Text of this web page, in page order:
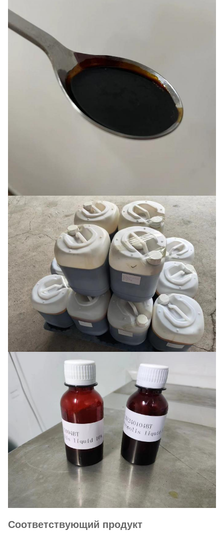
Соответствующий продукт